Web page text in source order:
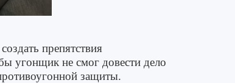
препятствия
угонщик не смог довести дело
защиты.